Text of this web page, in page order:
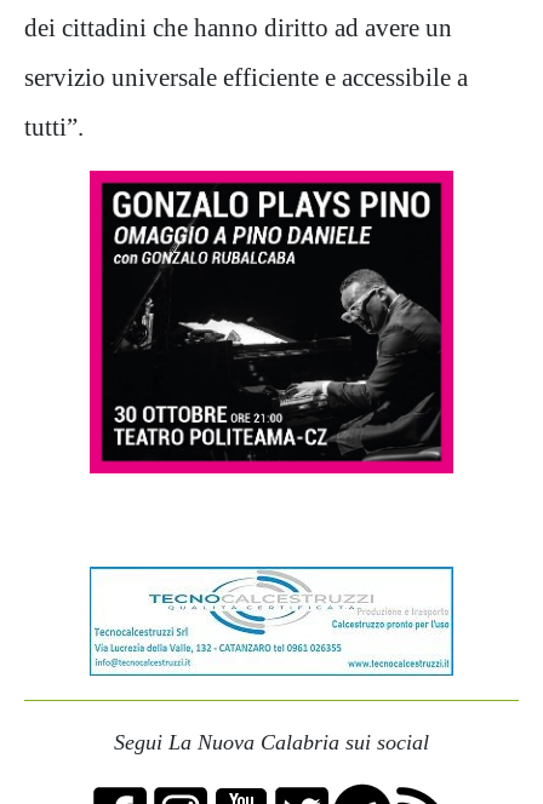
dei cittadini che hanno diritto ad avere un
servizio universale efficiente e accessibile a
tutti”.
Segui La Nuova Calabria sui social